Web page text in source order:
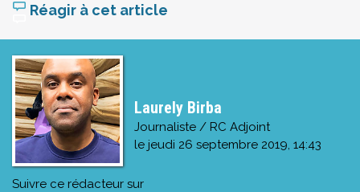
Réagir à cet article
Laurely Birba
Journaliste / RC Adjoint
le jeudi 26 septembre 2019, 14:43
Suivre ce rédacteur sur